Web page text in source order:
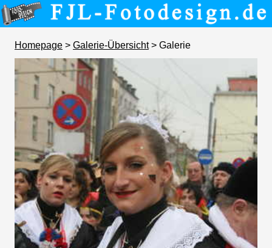
Homepage > Galerie-Übersicht> Galerie